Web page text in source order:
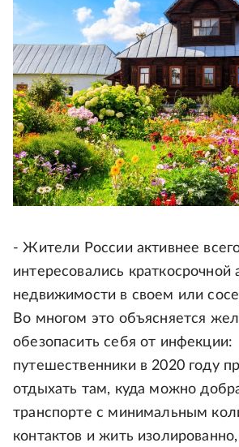
- Жители России активнее
интересовались краткосрочной
недвижимости в своем или
Во многом это объясняется
обезопасить себя от инфекции:
путешественники в 2020 году
отдыхать там, куда можно
транспорте с минимальным
контактов и жить